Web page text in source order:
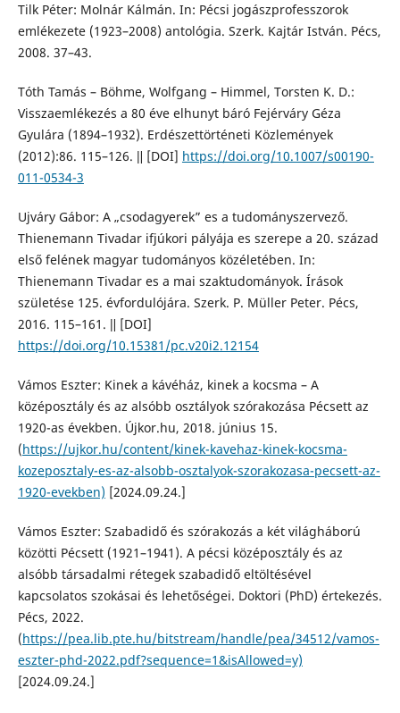
Tilk Péter: Molnár Kálmán. In: Pécsi jogászprofesszorok
emlékezete (1923–2008) antológia. Szerk. Kajtár István. Pécs,
2008. 37–43.
Tóth Tamás – Böhme, Wolfgang – Himmel, Torsten K. D.:
Visszaemlékezés a 80 éve elhunyt báró Fejérváry Géza
Gyulára (1894–1932). Erdészettörténeti Közlemények
(2012):86. 115–126. ǁ [DOI] https://doi.org/10.1007/s00190-
011-0534-3
Ujváry Gábor: A „csodagyerek” es a tudományszervező.
Thienemann Tivadar ifjúkori pályája es szerepe a 20. század
első felének magyar tudományos közéletében. In:
Thienemann Tivadar es a mai szaktudományok. Írások
születése 125. évfordulójára. Szerk. P. Müller Peter. Pécs,
2016. 115–161. ǁ [DOI]
https://doi.org/10.15381/pc.v20i2.12154
Vámos Eszter: Kinek a kávéház, kinek a kocsma – A
középosztály és az alsóbb osztályok szórakozása Pécsett az
1920-as években. Újkor.hu, 2018. június 15.
(https://ujkor.hu/content/kinek-kavehaz-kinek-kocsma-
kozeposztaly-es-az-alsobb-osztalyok-szorakozasa-pecsett-az-
1920-evekben) [2024.09.24.]
Vámos Eszter: Szabadidő és szórakozás a két világháború
közötti Pécsett (1921–1941). A pécsi középosztály és az
alsóbb társadalmi rétegek szabadidő eltöltésével
kapcsolatos szokásai és lehetőségei. Doktori (PhD) értekezés.
Pécs, 2022.
(https://pea.lib.pte.hu/bitstream/handle/pea/34512/vamos-
eszter-phd-2022.pdf?sequence=1&isAllowed=y)
[2024.09.24.]